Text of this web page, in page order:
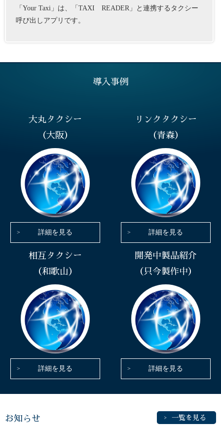
「Your Taxi」は、「TAXI READER」と連携するタクシー
呼び出しアプリです。
導入事例
大丸タクシー
（大阪）
詳細を見る
リンクタクシー
（青森）
詳細を見る
相互タクシー
（和歌山）
詳細を見る
開発中製品紹介
（只今製作中）
詳細を見る
お知らせ 一覧を見る